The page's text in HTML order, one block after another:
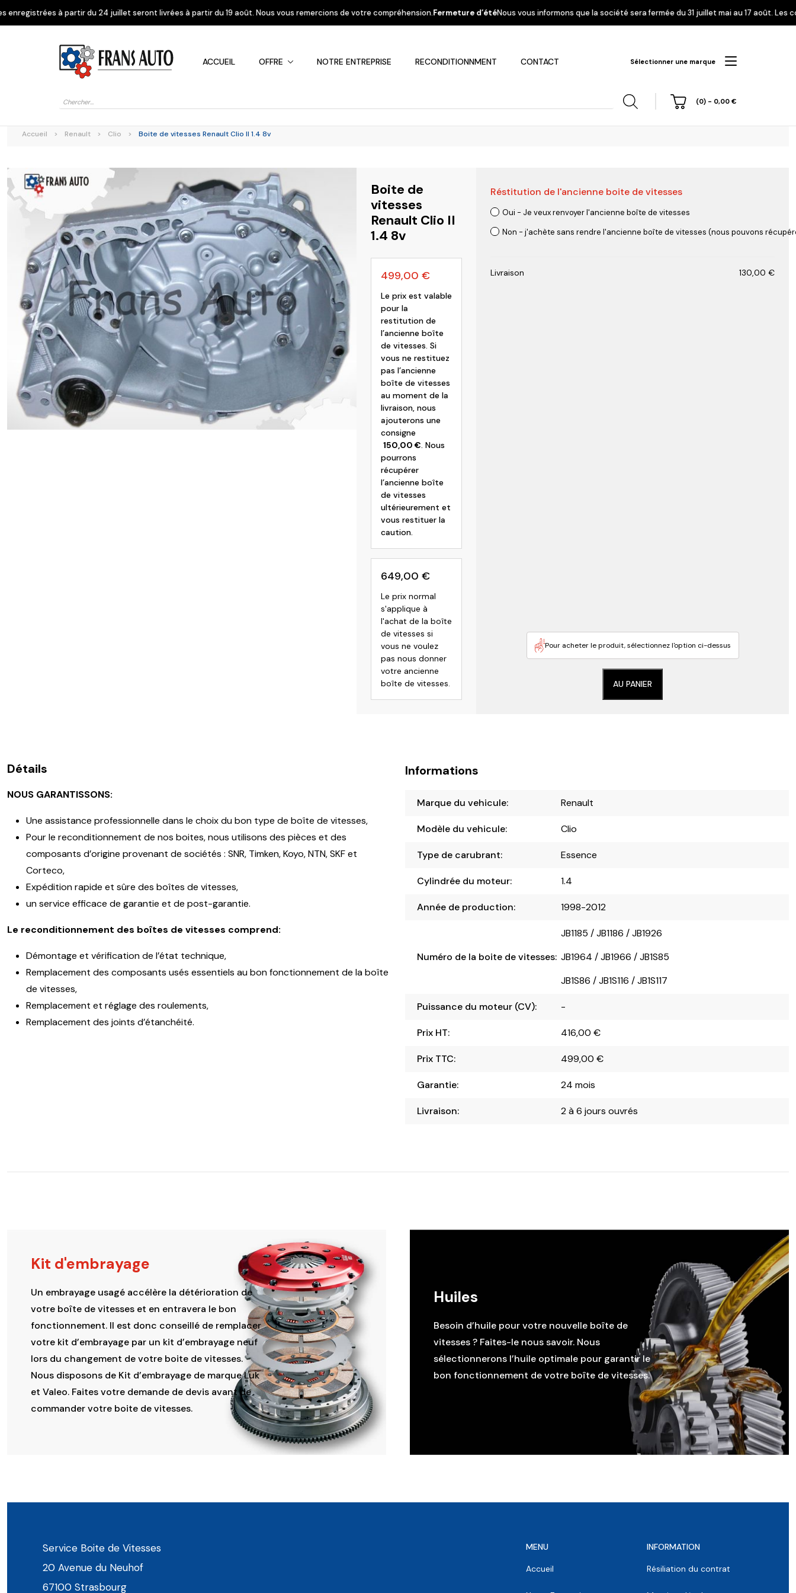
24 juillet seront livrées à partir du 19 août. Nous vous remercions de votre compréhension.Fermeture d’étéNous vous informons que la société sera fermée du 31 juillet mai au 17 août. Les commandes
ACCUEIL OFFRE NOTRE ENTREPRISE RECONDITIONNMENT CONTACT
Recherche
produits
(0) - 0,00 €
Sélectionner une marque
Alfa Romeo Dacia Fiat Kia Mitsubishi Nissan Opel Peugeot
Renault Suzuki Toyota Volvo
Accueil > Renault > Clio > Boite de vitesses Renault Clio II 1.4 8v
Boite de
vitesses
Renault Clio II
1.4 8v
499,00 €
Le prix est valable
pour la
restitution de
l’ancienne boîte
de vitesses. Si
vous ne restituez
pas l’ancienne
boîte de vitesses
au moment de la
livraison, nous
ajouterons une
consigne
150,00 €. Nous
pourrons
récupérer
l’ancienne boîte
de vitesses
ultérieurement et
vous restituer la
caution.
649,00 €
Le prix normal
s'applique à
l'achat de la boîte
de vitesses si
vous ne voulez
pas nous donner
votre ancienne
boîte de vitesses.
Réstitution de l'ancienne boite de vitesses
Oui - Je veux renvoyer l'ancienne boîte de vitesses
Non - j'achète sans rendre l'ancienne boîte de vitesses (nous pouvons
Livraison 130,00 €
Pour acheter le produit, sélectionnez l'option ci-dessus
AU PANIER
Détails
NOUS GARANTISSONS:
Une assistance professionnelle dans le choix du bon type de boîte de vitesses,
Pour le reconditionnement de nos boites, nous utilisons des pièces et des
composants d’origine provenant de sociétés : SNR, Timken, Koyo, NTN, SKF et
Corteco,
Expédition rapide et sûre des boîtes de vitesses,
un service efficace de garantie et de post-garantie.
Le reconditionnement des boîtes de vitesses comprend:
Démontage et vérification de l’état technique,
Remplacement des composants usés essentiels au bon fonctionnement de la boîte
de vitesses,
Remplacement et réglage des roulements,
Remplacement des joints d’étanchéité.
Informations
Marque du vehicule: Renault
Modèle du vehicule: Clio
Type de carubrant: Essence
Cylindrée du moteur: 1.4
Année de production: 1998-2012
Numéro de la boite de vitesses:
JB1185 / JB1186 / JB1926
JB1964 / JB1966 / JB1S85
JB1S86 / JB1S116 / JB1S117
Puissance du moteur (CV): -
Prix HT: 416,00€
Prix TTC: 499,00€
Garantie: 24 mois
Livraison: 2 à 6 jours ouvrés
Kit d'embrayage
Un embrayage usagé accélère la détérioration de
votre boîte de vitesses et en entravera le bon
fonctionnement. Il est donc conseillé de remplacer
votre kit d’embrayage par un kit d’embrayage neuf
lors du changement de votre boite de vitesses.
Nous disposons de Kit d’embrayage de marque Luk
et Valeo. Faites votre demande de devis avant de
commander votre boite de vitesses.
Huiles
Besoin d’huile pour votre nouvelle boîte de
vitesses ? Faites-le nous savoir. Nous
sélectionnerons l’huile optimale pour garantir le
bon fonctionnement de votre boîte de vitesses.
Service Boite de Vitesses
20 Avenue du Neuhof
67100 Strasbourg
MENU
Accueil
INFORMATION
Résiliation du contrat